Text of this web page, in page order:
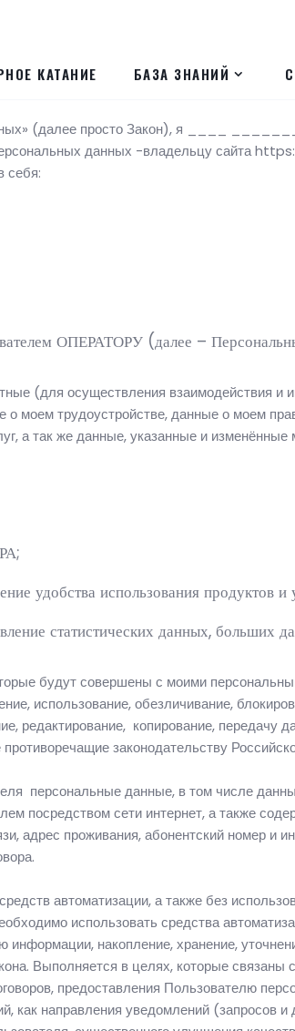
КАТАНИЕ БАЗА ЗНАНИЙ
(далее просто Закон), я ____
данных -владельцу сайта
себя:
ОПЕРАТОРУ (далее –
(для осуществления взаимодействия
моем трудоустройстве, данные о моем
а так же данные, указанные и
удобства использования продуктов
статистических данных, больших
будут совершены с моими
использование, обезличивание,
редактирование, копирование, передачу
законодательству
персональные данные, в том числе
сети интернет, а также
адрес проживания, абонентский
автоматизации, а также без
использовать средства
накопление, хранение,
Выполняется в целях, которые
предоставления Пользователю
направления уведомлений (запросов и